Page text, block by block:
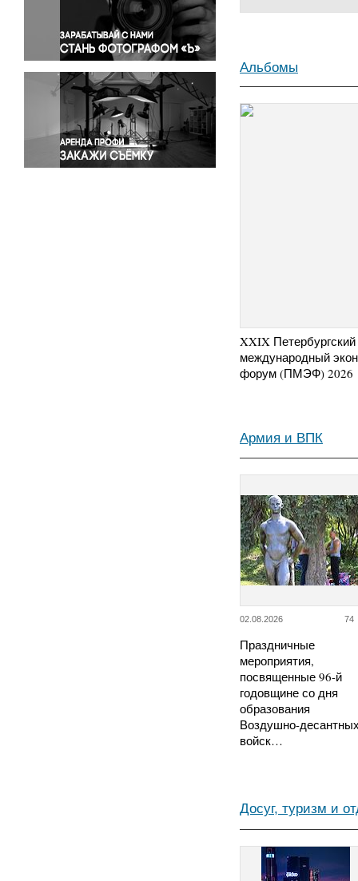
Правосудие
Происшествия и конфликты
Религия
Светская жизнь
Спорт
Экология
Экономика и бизнес
Альбомы
XXIX Петербургский
международный
форум (ПМЭФ) 2026
Армия и ВПК
02.08.2026 74
Праздничные
мероприятия,
посвященные 96-й
годовщине со дня
образования
Воздушно-
войск…
Досуг, туризм и